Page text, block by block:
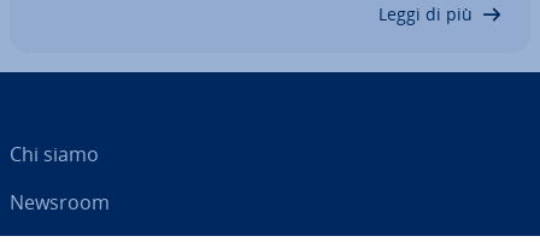
Leggi di più
Chi siamo
Newsroom